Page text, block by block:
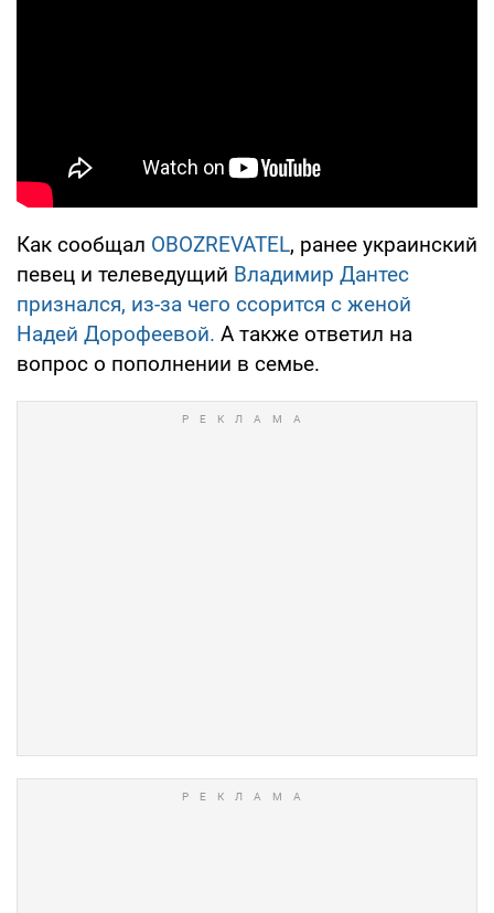
Как сообщал OBOZREVATEL, ранее украинский
певец и телеведущий Владимир Дантес
признался, из-за чего ссорится с женой
Надей Дорофеевой. А также ответил на
вопрос о пополнении в семье.